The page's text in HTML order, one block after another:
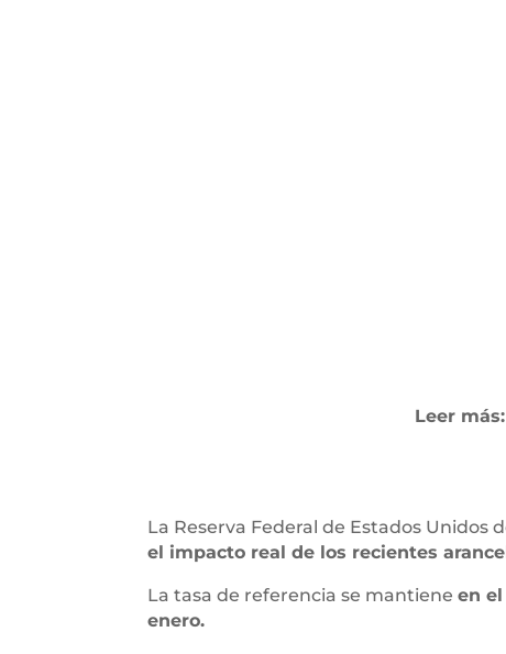
Leer más:
La Reserva Federal de Estados
el impacto real de los recientes
La tasa de referencia se mantieneen
enero.